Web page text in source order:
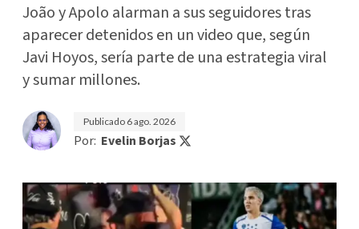
João y Apolo alarman a sus seguidores tras
aparecer detenidos en un video que, según
Javi Hoyos, sería parte de una estrategia viral
y sumar millones.
Publicado 6 ago. 2026
Por: Evelin Borjas